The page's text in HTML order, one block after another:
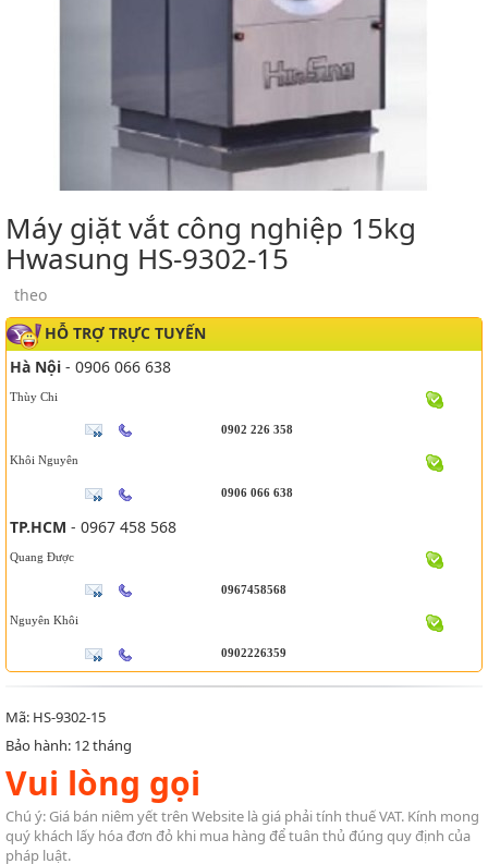
Máy giặt vắt công nghiệp 15kg
Hwasung HS-9302-15
theo
HỖ TRỢ TRỰC TUYẾN
Hà Nội - 0906 066 638
Thùy Chi
0902 226 358
Khôi Nguyên
0906 066 638
TP.HCM - 0967 458 568
Quang Được
0967458568
Nguyên Khôi
0902226359
Mã: HS-9302-15
Bảo hành: 12 tháng
Vui lòng gọi
Chú ý: Giá bán niêm yết trên Website là giá phải tính thuế VAT. Kính mong
quý khách lấy hóa đơn đỏ khi mua hàng để tuân thủ đúng quy định của
pháp luật.